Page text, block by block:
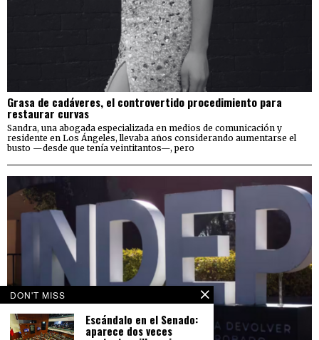
Grasa de cadáveres, el controvertido procedimiento para
restaurar curvas
Sandra, una abogada especializada en medios de comunicación y
residente en Los Ángeles, llevaba años considerando aumentarse el
busto —desde que tenía veintitantos—, pero
DON'T MISS
Escándalo en el Senado:
aparece dos veces